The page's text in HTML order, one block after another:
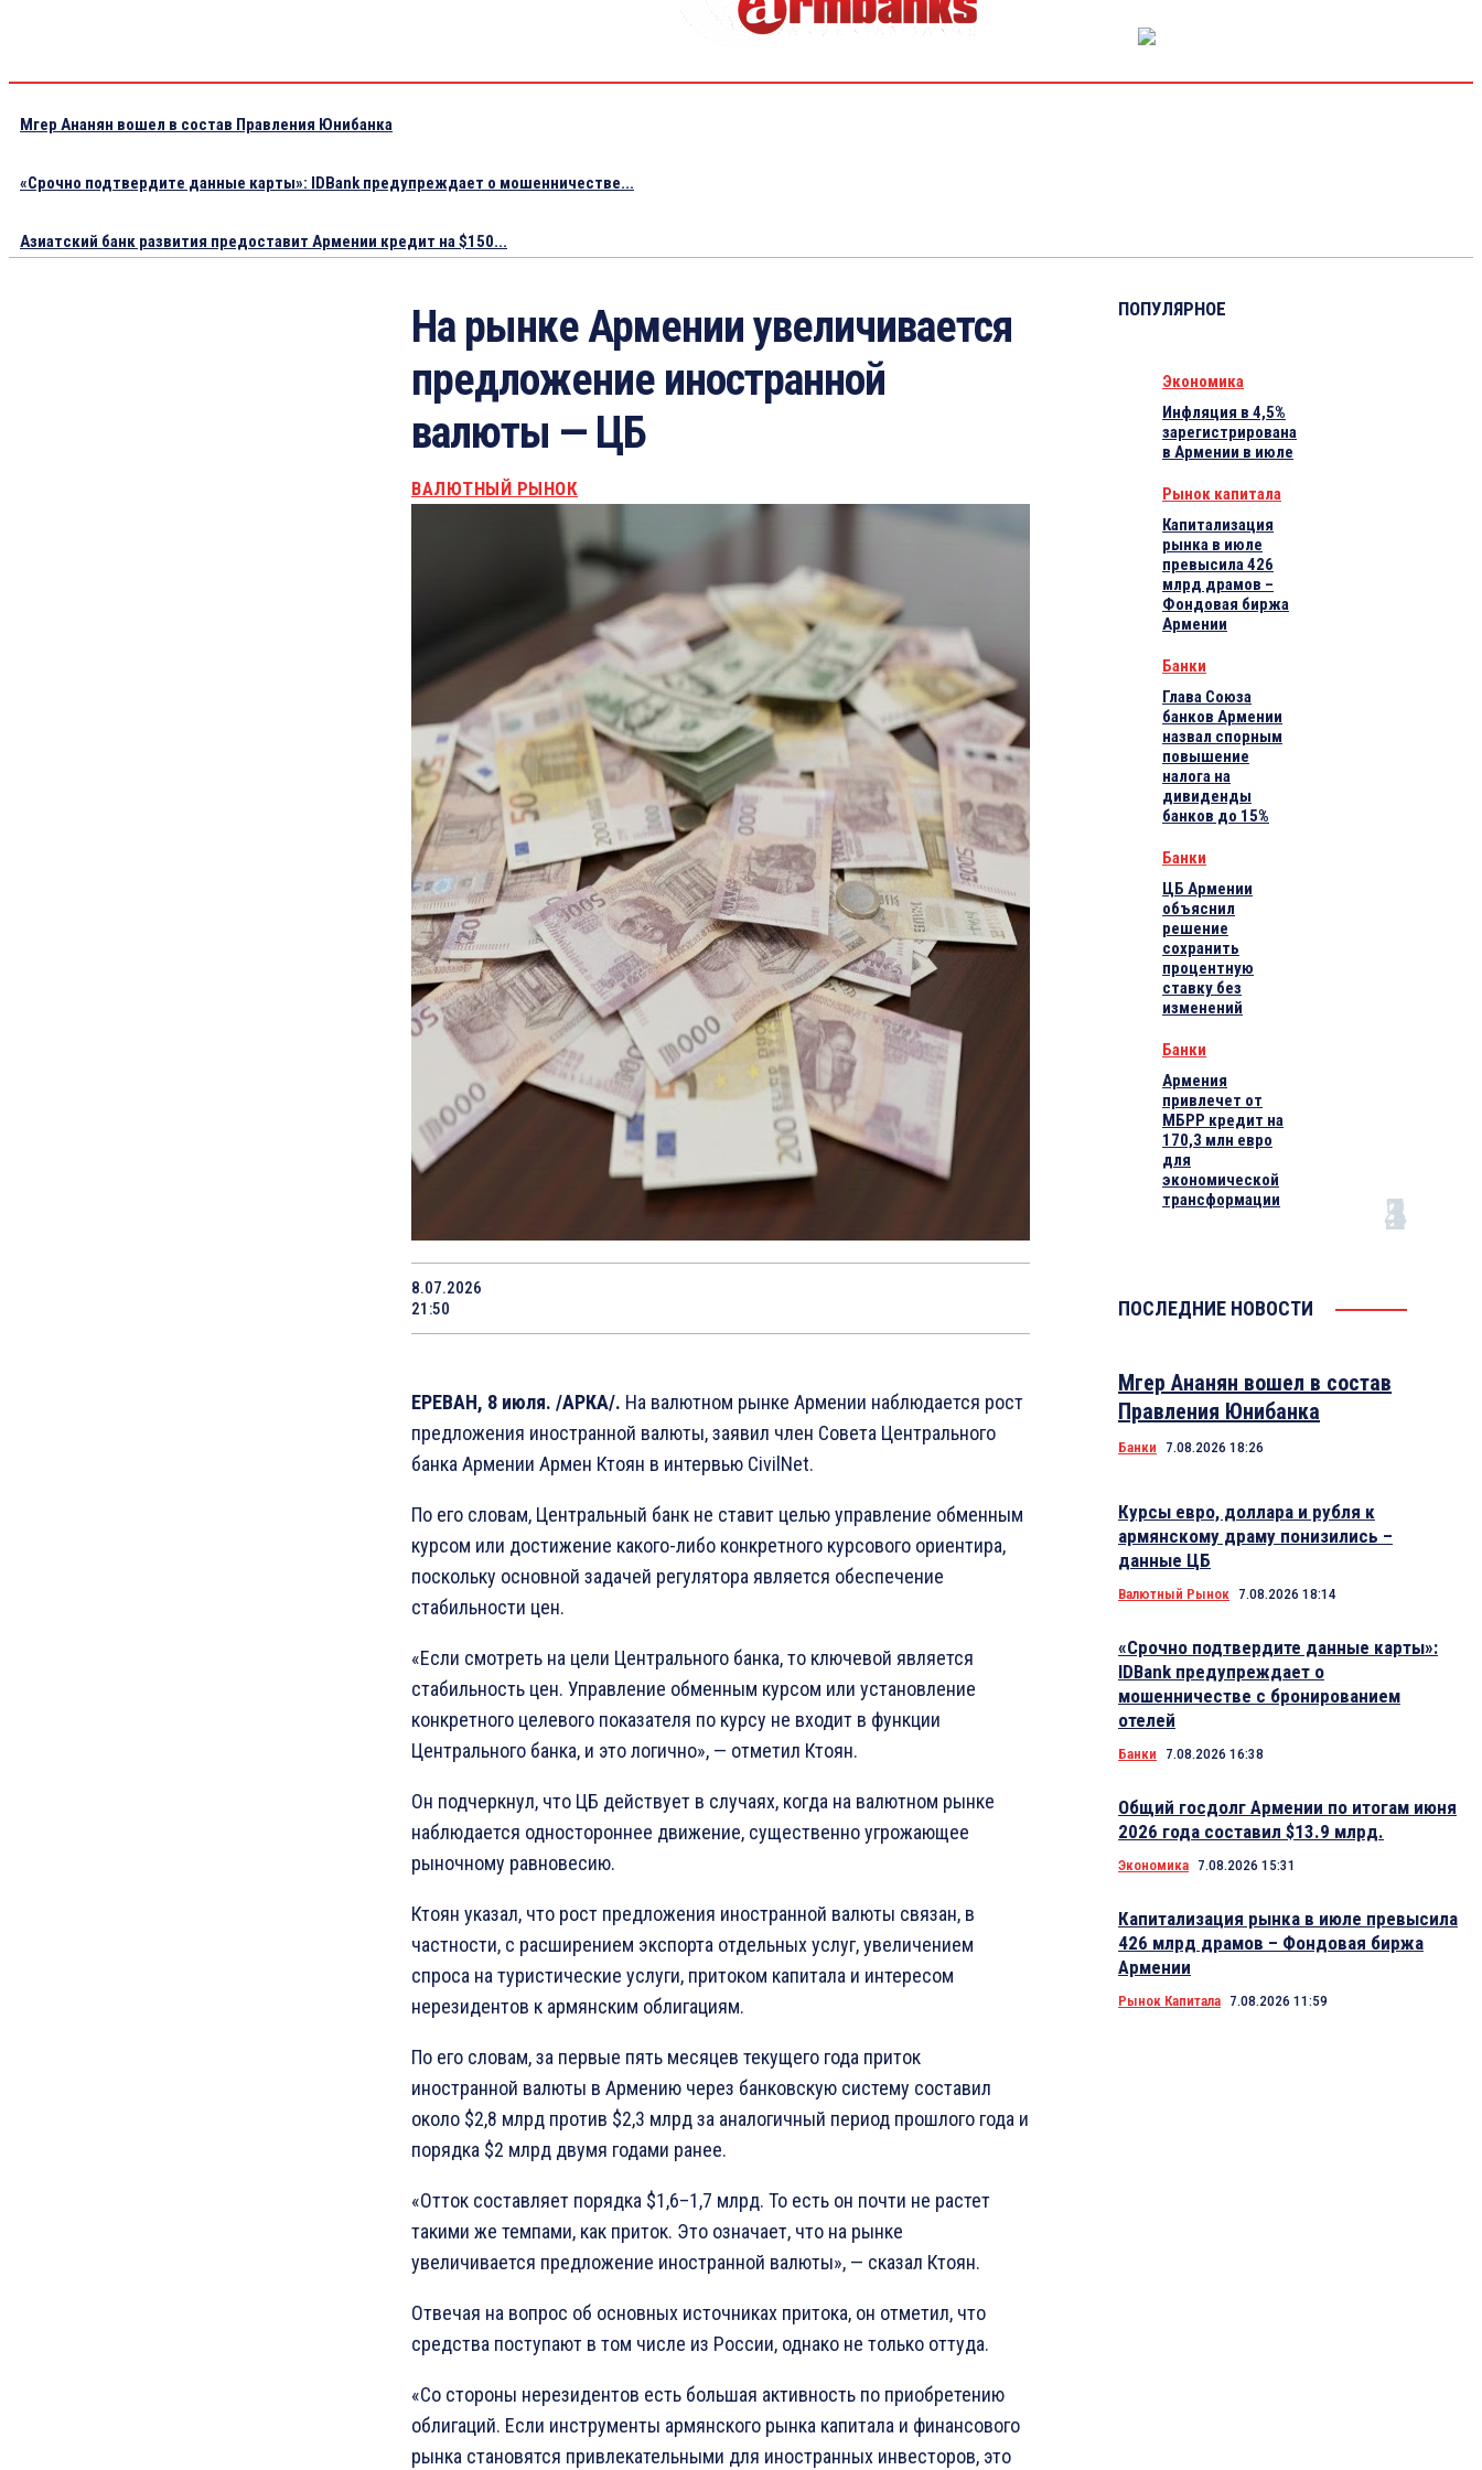
Мгер Ананян вошел в состав Правления Юнибанка
«Срочно подтвердите данные карты»: IDBank предупреждает о мошенничестве...
Азиатский банк развития предоставит Армении кредит на $150...
На рынке Армении увеличивается
предложение иностранной
валюты — ЦБ
ВАЛЮТНЫЙ РЫНОК
8.07.2026
21:50
ЕРЕВАН, 8 июля. /АРКА/. На валютном рынке Армении наблюдается рост
предложения иностранной валюты, заявил член Совета Центрального
банка Армении Армен Ктоян в интервью CivilNet.
По его словам, Центральный банк не ставит целью управление обменным
курсом или достижение какого-либо конкретного курсового ориентира,
поскольку основной задачей регулятора является обеспечение
стабильности цен.
«Если смотреть на цели Центрального банка, то ключевой является
стабильность цен. Управление обменным курсом или установление
конкретного целевого показателя по курсу не входит в функции
Центрального банка, и это логично», — отметил Ктоян.
Он подчеркнул, что ЦБ действует в случаях, когда на валютном рынке
наблюдается одностороннее движение, существенно угрожающее
рыночному равновесию.
Ктоян указал, что рост предложения иностранной валюты связан, в
частности, с расширением экспорта отдельных услуг, увеличением
спроса на туристические услуги, притоком капитала и интересом
нерезидентов к армянским облигациям.
По его словам, за первые пять месяцев текущего года приток
иностранной валюты в Армению через банковскую систему составил
около $2,8 млрд против $2,3 млрд за аналогичный период прошлого года и
порядка $2 млрд двумя годами ранее.
«Отток составляет порядка $1,6–1,7 млрд. То есть он почти не растет
такими же темпами, как приток. Это означает, что на рынке
увеличивается предложение иностранной валюты», — сказал Ктоян.
Отвечая на вопрос об основных источниках притока, он отметил, что
средства поступают в том числе из России, однако не только оттуда.
«Со стороны нерезидентов есть большая активность по приобретению
облигаций. Если инструменты армянского рынка капитала и финансового
рынка становятся привлекательными для иностранных инвесторов, это
ПОПУЛЯРНОЕ
Экономика
Инфляция в 4,5%
зарегистрирована
в Армении в июле
Рынок капитала
Капитализация
рынка в июле
превысила 426
млрд драмов –
Фондовая биржа
Армении
Банки
Глава Союза
банков Армении
назвал спорным
повышение
налога на
дивиденды
банков до 15%
Банки
ЦБ Армении
объяснил
решение
сохранить
процентную
ставку без
изменений
Банки
Армения
привлечет от
МБРР кредит на
170,3 млн евро
для
экономической
трансформации
ПОСЛЕДНИЕ НОВОСТИ
Мгер Ананян вошел в состав
Правления Юнибанка
Банки 7.08.2026 18:26
Курсы евро, доллара и рубля к
армянскому драму понизились –
данные ЦБ
Валютный Рынок 7.08.2026 18:14
«Срочно подтвердите данные карты»:
IDBank предупреждает о
мошенничестве с бронированием
отелей
Банки 7.08.2026 16:38
Общий госдолг Армении по итогам июня
2026 года составил $13.9 млрд.
Экономика 7.08.2026 15:31
Капитализация рынка в июле превысила
426 млрд драмов – Фондовая биржа
Армении
Рынок Капитала 7.08.2026 11:59